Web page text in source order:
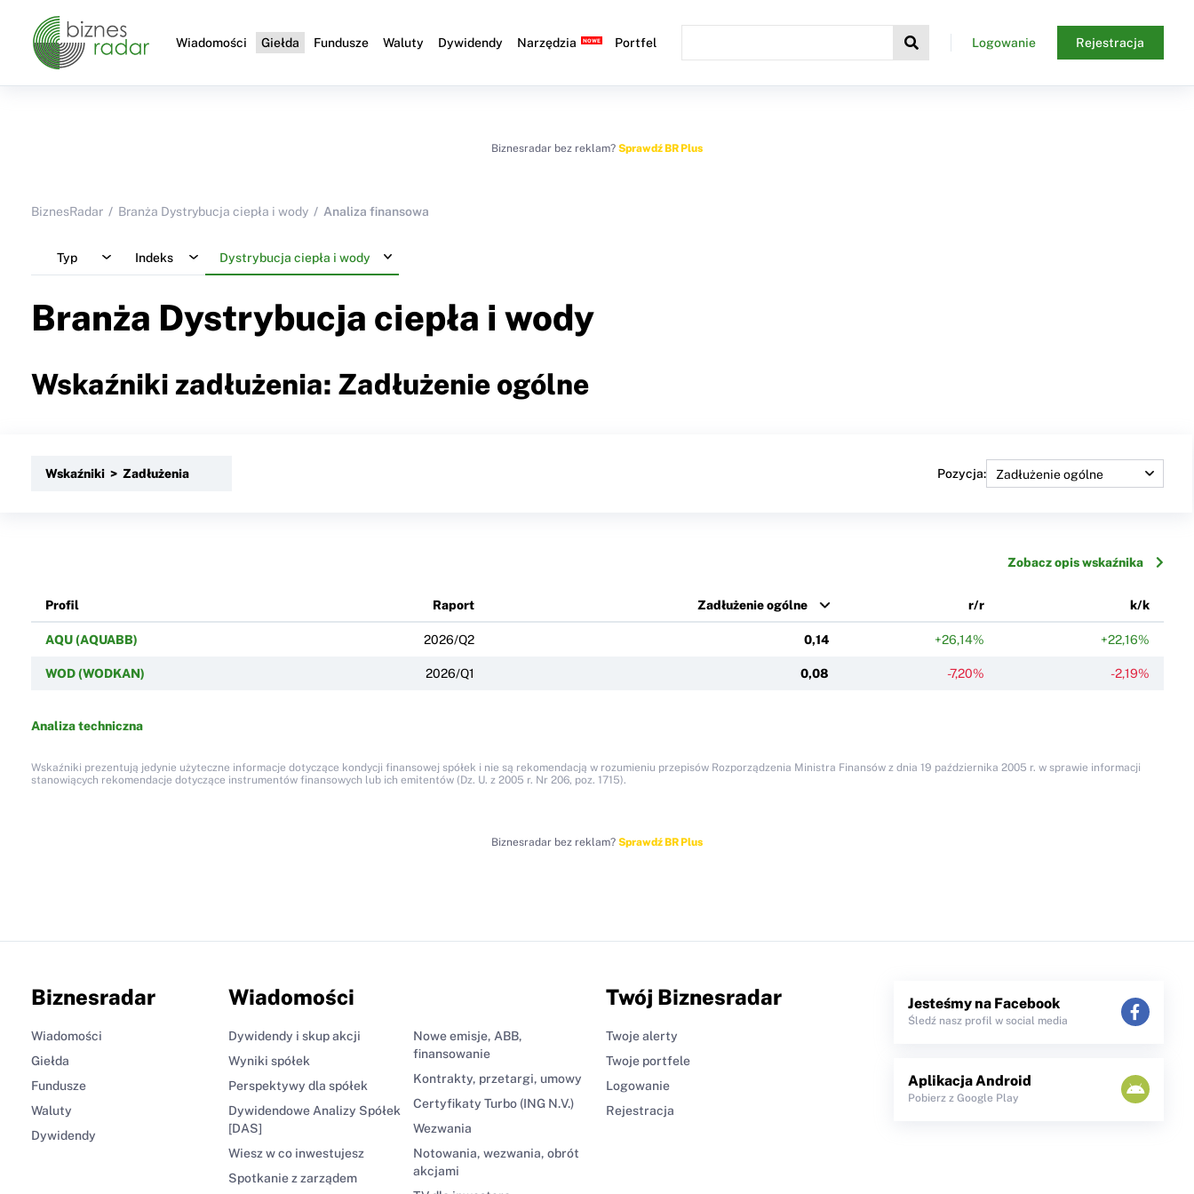
Wiadomości Giełda Fundusze Waluty Dywidendy Narzędzia Portfel Logowanie Rejestracja
Biznesradar bez reklam? Sprawdź BR Plus
BiznesRadar Branża Dystrybucja ciepła i wody Analiza finansowa
Typ Indeks Dystrybucja ciepła i wody
Branża Dystrybucja ciepła i wody
Wskaźniki zadłużenia: Zadłużenie ogólne
Wskaźniki > Zadłużenia Pozycja:
Zobacz opis wskaźnika
Profil Raport Zadłużenie ogólne r/r k/k
AQU (AQUABB) 2026/Q2 0,14 +26,14% +22,16%
WOD (WODKAN) 2026/Q1 0,08 -7,20% -2,19%
Analiza techniczna
Wskaźniki prezentują jedynie użyteczne informacje dotyczące kondycji finansowej spółek i nie są rekomendacją w rozumieniu przepisów Rozporządzenia Ministra Finansów z dnia 19 października 2005 r. w sprawie informacji
stanowiących rekomendacje dotyczące instrumentów finansowych lub ich emitentów (Dz. U. z 2005 r. Nr 206, poz. 1715).
Biznesradar bez reklam? Sprawdź BR Plus
Biznesradar
Wiadomości
Giełda
Fundusze
Waluty
Dywidendy
Wiadomości
Dywidendy i skup akcji
Wyniki spółek
Perspektywy dla spółek
Dywidendowe Analizy Spółek
[DAS]
Wiesz w co inwestujesz
Spotkanie z zarządem
Nowe emisje, ABB,
finansowanie
Kontrakty, przetargi, umowy
Certyfikaty Turbo (ING N.V.)
Wezwania
Notowania, wezwania, obrót
akcjami
Twój Biznesradar
Twoje alerty
Twoje portfele
Logowanie
Rejestracja
Jesteśmy na Facebook
Śledź nasz profil w social media
Aplikacja Android
Pobierz z Google Play